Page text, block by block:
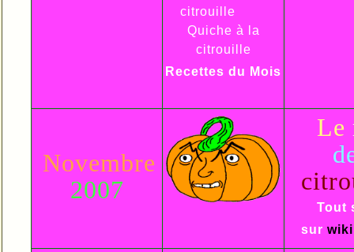
citrouille
Quiche à la
citrouille
Recettes du Mois
Novembre
2007
Le
Tout
sur